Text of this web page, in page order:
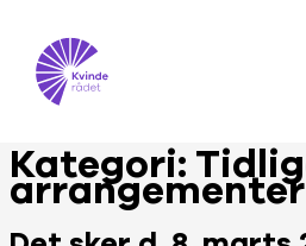
Kategori:
arrangementer